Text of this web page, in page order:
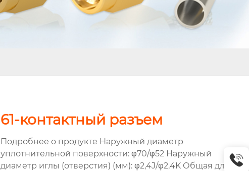
61-контактный разъем
Подробнее о продукте Наружный диаметр
уплотнительной поверхности: φ70/φ52 Наружный
диаметр иглы (отверстия) (мм): φ2,4J/φ2,4K Общая длина: